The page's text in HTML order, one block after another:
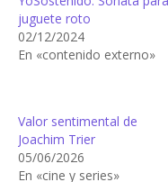
juguete roto
02/12/2024
En «contenido externo»
Valor sentimental de
Joachim Trier
05/06/2026
En «cine y series»